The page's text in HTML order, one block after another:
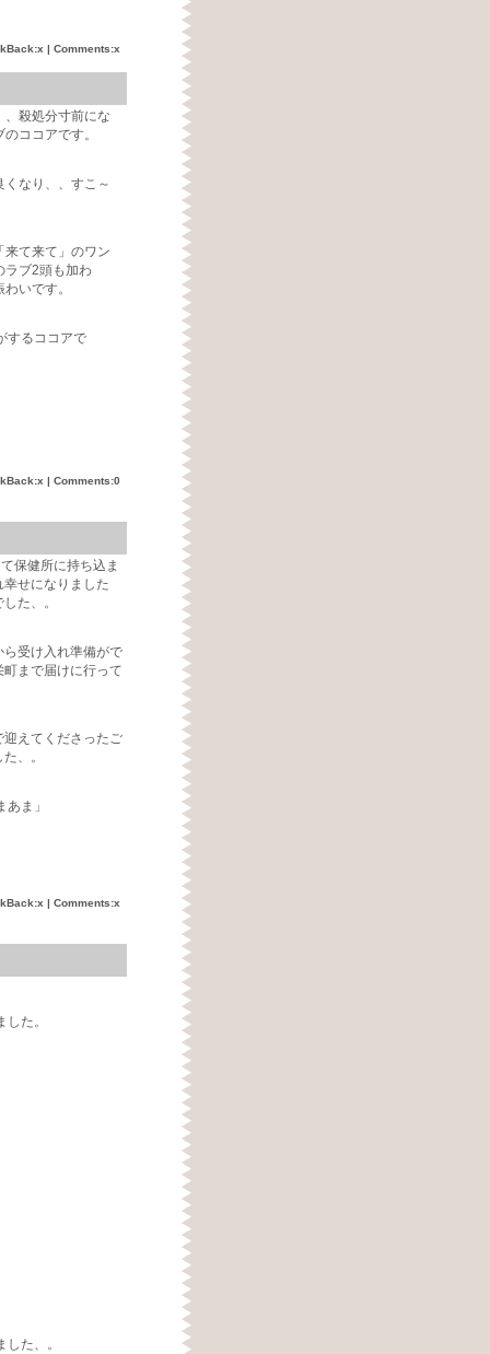
| Comments:x
、殺処分寸前にな
ココアです。
なり、、すこ～
来て来て」のワン
ラブ2頭も加わ
いです。
するココアで
| Comments:0
保健所に持ち込ま
せになりました
た、。
受け入れ準備がで
まで届けに行って
えてくださったご
、。
ま」
| Comments:x
た。
た、。